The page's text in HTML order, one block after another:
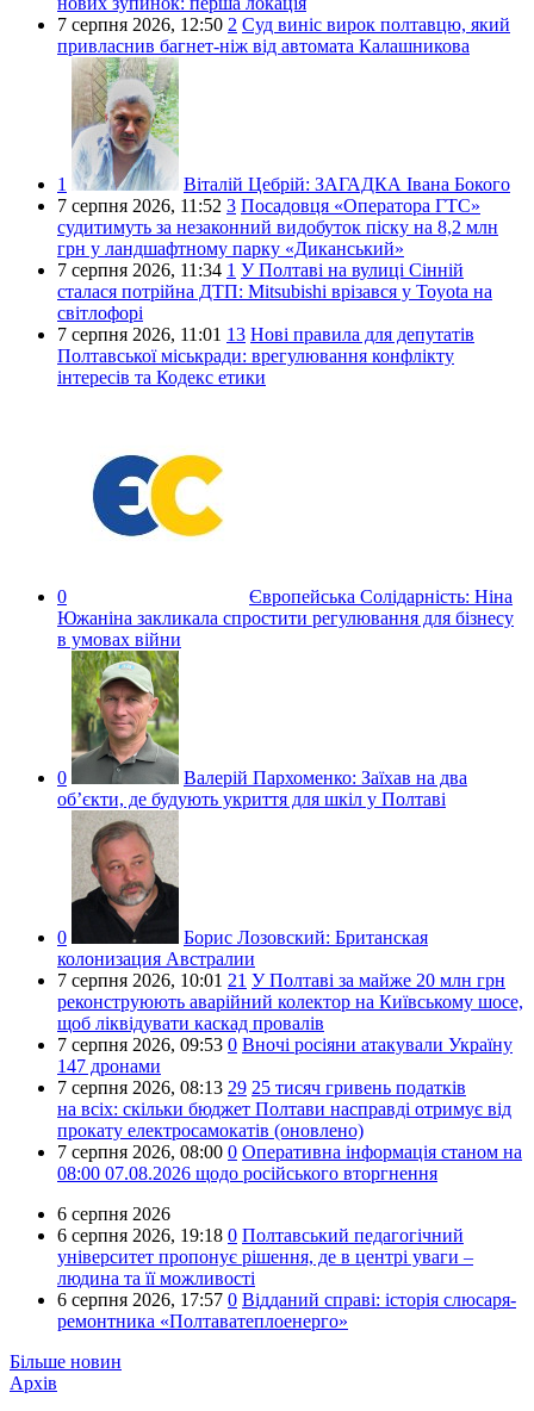
7 серпня 2026, 12:50 2 Суд виніс вирок полтавцю, який
привласнив багнет-ніж від автомата Калашникова
1 Віталій Цебрій: ЗАГАДКА Івана Бокого
7 серпня 2026, 11:52 3 Посадовця «Оператора ГТС»
судитимуть за незаконний видобуток піску на 8,2 млн
грн у ландшафтному парку «Диканський»
7 серпня 2026, 11:34 1 У Полтаві на вулиці Сінній
сталася потрійна ДТП: Mitsubishi врізався у Toyota на
світлофорі
7 серпня 2026, 11:01 13 Нові правила для депутатів
Полтавської міськради: врегулювання конфлікту
інтересів та Кодекс етики
0 Європейська Солідарність: Ніна
Южаніна закликала спростити регулювання для бізнесу
в умовах війни
0 Валерій Пархоменко: Заїхав на два
об’єкти, де будують укриття для шкіл у Полтаві
0 Борис Лозовский: Британская
колонизация Австралии
7 серпня 2026, 10:01 21 У Полтаві за майже 20 млн грн
реконструюють аварійний колектор на Київському шосе,
щоб ліквідувати каскад провалів
7 серпня 2026, 09:53 0 Вночі росіяни атакували Україну
147 дронами
7 серпня 2026, 08:13 29 25 тисяч гривень податків
на всіх: скільки бюджет Полтави насправді отримує від
прокату електросамокатів (оновлено)
7 серпня 2026, 08:00 0 Оперативна інформація станом на
08:00 07.08.2026 щодо російського вторгнення
6 серпня 2026
6 серпня 2026, 19:18 0 Полтавський педагогічний
університет пропонує рішення, де в центрі уваги –
людина та її можливості
6 серпня 2026, 17:57 0 Відданий справі: історія слюсаря-
ремонтника «Полтаватеплоенерго»
Більше новин
Архів